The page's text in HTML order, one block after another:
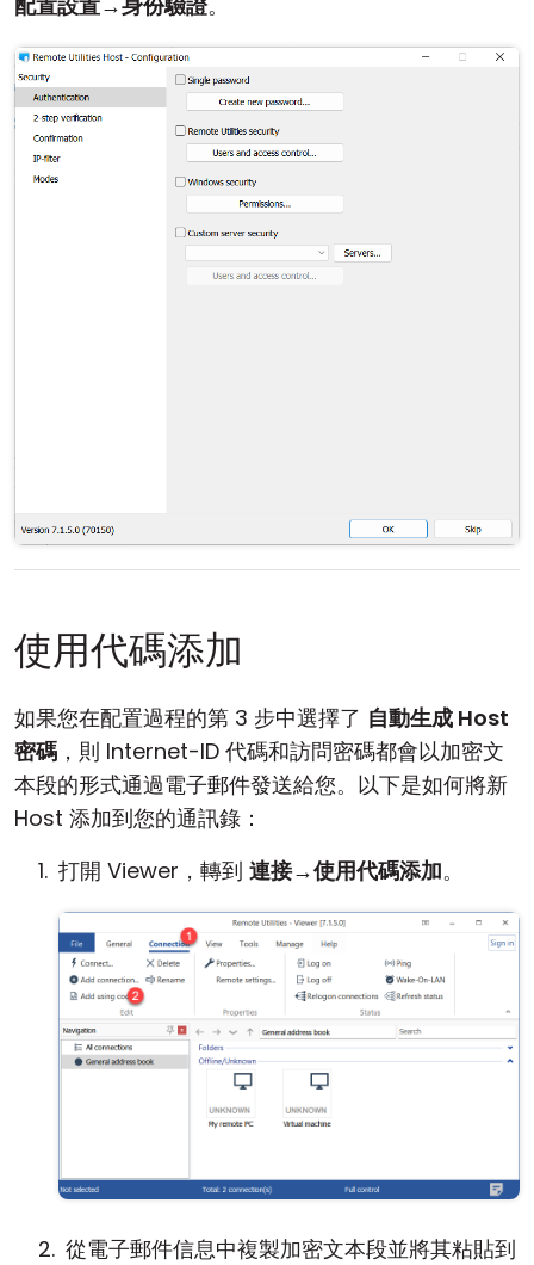
使用代碼添加
如果您在配置過程的第 3 步中選擇了 自動生成 Host
密碼 ，則 Internet-ID 代碼和訪問密碼都會以加密文
本段的形式通過電子郵件發送給您。以下是如何將新
Host 添加到您的通訊錄：
打開 Viewer，轉到 連接→使用代碼添加。
從電子郵件信息中複製加密文本段並將其粘貼到